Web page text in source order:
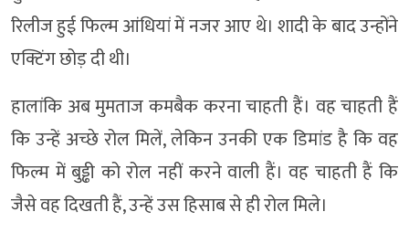
रिलीज हुई फिल्म आंधियां में नजर आए थे। शादी के बाद उन्होंने
एक्टिंग छोड़ दी थी।
हालांकि अब मुमताज कमबैक करना चाहती हैं। वह चाहती हैं
कि उन्हें अच्छे रोल मिलें, लेकिन उनकी एक डिमांड है कि वह
फिल्म में बुड्ढी को रोल नहीं करने वाली हैं। वह चाहती हैं कि
जैसे वह दिखती हैं, उन्हें उस हिसाब से ही रोल मिले।